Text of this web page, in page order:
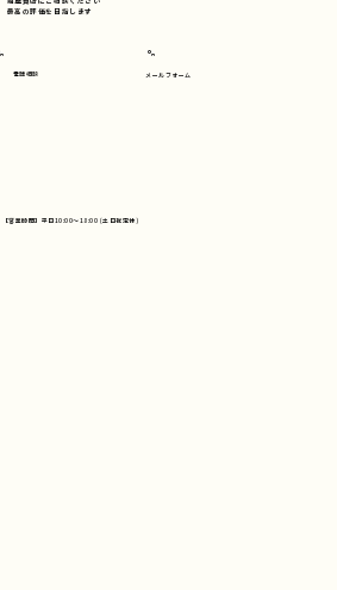
​最高の評価を目指します
【営業時間】平日10:00～18:00 (土日祝定休)
電話相談 メールフォーム